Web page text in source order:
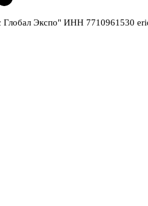
Экспо" ИНН 7710961530